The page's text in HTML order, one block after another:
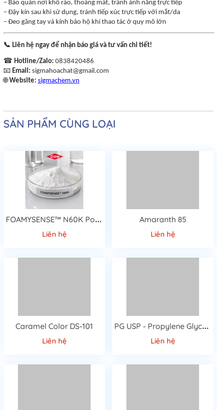
– Bảo quản nơi khô ráo, thoáng mát, tránh ánh nắng trực tiếp
– Đậy kín sau khi sử dụng, tránh tiếp xúc trực tiếp với mắt/da
– Đeo găng tay và kính bảo hộ khi thao tác ở quy mô lớn
📞 Liên hệ ngay để nhận báo giá và tư vấn chi tiết!
☎ Hotline/Zalo: 0838420486
📧 Email: sigmahoachat@gmail.com
🌐 Website: sigmachem.vn
SẢN PHẨM CÙNG LOẠI
F
OAMYSENSE™ N60K Polymer
Liên hệ
Amaranth 85
Liên hệ
Caramel Color DS-101
Liên hệ
P
G USP - Propylene Glycol USP
Liên hệ